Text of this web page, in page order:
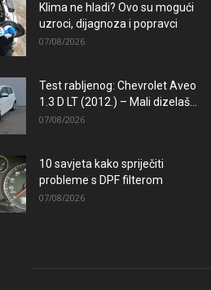
Klima ne hladi? Ovo su mogući
uzroci, dijagnoza i popravci
07/08/2026
Test rabljenog: Chevrolet Aveo
1.3 D LT (2012.) – Mali dizelaš...
07/08/2026
10 savjeta kako spriječiti
probleme s DPF filterom
07/08/2026